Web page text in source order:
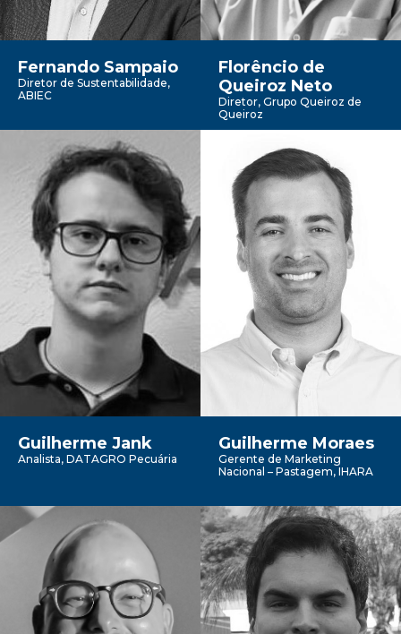
Fernando Sampaio
Diretor de Sustentabilidade,
ABIEC
Florêncio de
Queiroz Neto
Diretor, Grupo Queiroz de
Queiroz
Guilherme Jank
Analista, DATAGRO Pecuária
Guilherme Moraes
Gerente de Marketing
Nacional – Pastagem, IHARA